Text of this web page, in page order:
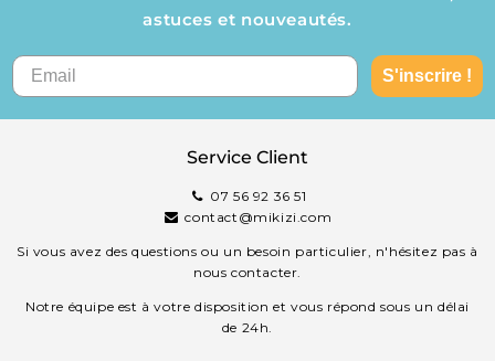
astuces et nouveautés.
S'inscrire !
Service Client
07 56 92 36 51
contact@mikizi.com
Si vous avez des questions ou un besoin particulier, n'hésitez pas à
nous contacter.
Notre équipe est à votre disposition et vous répond sous un délai
de 24h.